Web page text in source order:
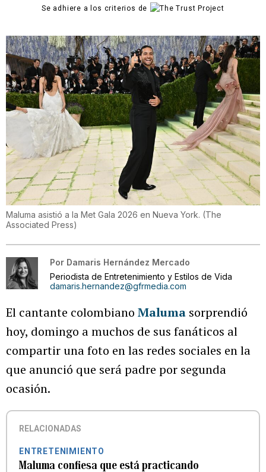
Se adhiere a los criterios de
Maluma asistió a la Met Gala 2026 en Nueva York. (The
Associated Press)
Por Damaris Hernández Mercado
Periodista de Entretenimiento y Estilos de Vida
damaris.hernandez@gfrmedia.com
El cantante colombiano Maluma sorprendió
hoy, domingo a muchos de sus fanáticos al
compartir una foto en las redes sociales en la
que anunció que será padre por segunda
ocasión.
RELACIONADAS
ENTRETENIMIENTO
Maluma confiesa que está practicando